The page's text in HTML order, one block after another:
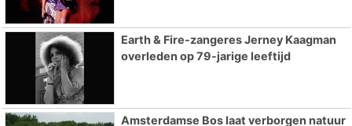
Earth & Fire-zangeres Jerney Kaagman
overleden op 79-jarige leeftijd
Amsterdamse Bos laat verborgen natuur